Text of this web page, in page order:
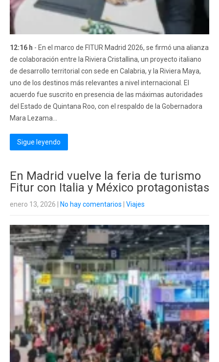
12:16 h - En el marco de FITUR Madrid 2026, se firmó una alianza
de colaboración entre la Riviera Cristallina, un proyecto italiano
de desarrollo territorial con sede en Calabria, y la Riviera Maya,
uno de los destinos más relevantes a nivel internacional. El
acuerdo fue suscrito en presencia de las máximas autoridades
del Estado de Quintana Roo, con el respaldo de la Gobernadora
Mara Lezama...
Sigue leyendo
En Madrid vuelve la feria de turismo
Fitur con Italia y México protagonistas
enero 13, 2026 No hay comentarios Viajes